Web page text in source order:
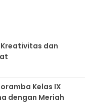
Kreativitas dan
Kelas IX
dengan Meriah